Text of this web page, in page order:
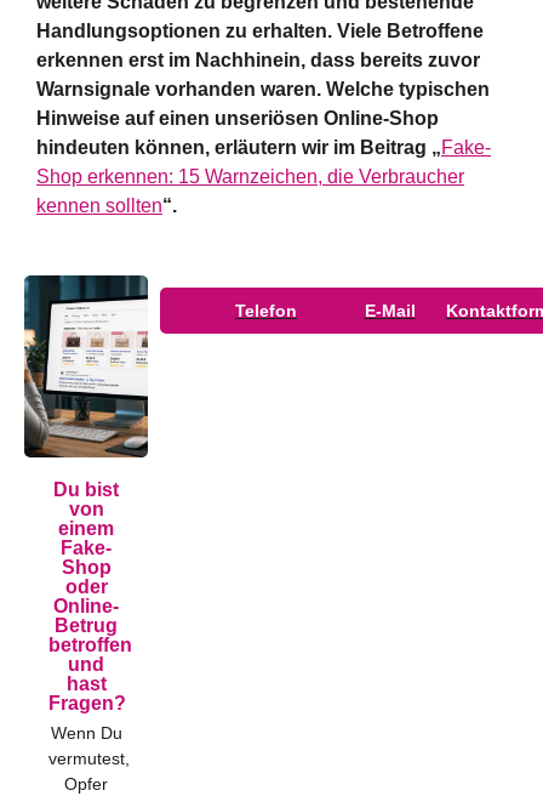
Handlungsoptionen zu erhalten. Viele Betroffene
erkennen erst im Nachhinein, dass bereits zuvor
Warnsignale vorhanden waren. Welche typischen
Hinweise auf einen unseriösen Online-Shop
hindeuten können, erläutern wir im Beitrag „Fake-
Shop erkennen: 15 Warnzeichen, die Verbraucher
kennen sollten“.
Du bist
von
einem
Fake-
Shop
oder
Online-
Betrug
betroffen
und
hast
Fragen?
Wenn Du
vermutest,
Opfer
Telefon E-Mail